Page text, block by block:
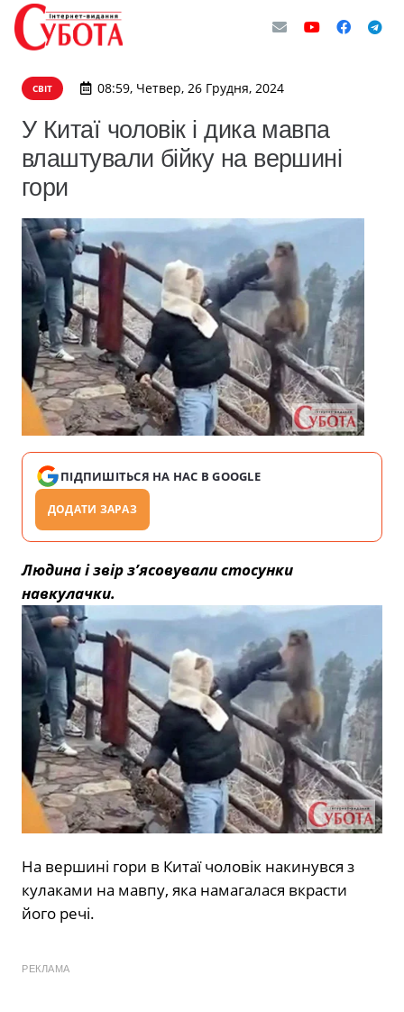
СВІТ 08:59, Четвер, 26 Грудня, 2024
У Китаї чоловік і дика мавпа
влаштували бійку на вершині
гори
ПІДПИШІТЬСЯ НА НАС В GOOGLE
ДОДАТИ ЗАРАЗ
Людина і звір з’ясовували стосунки
навкулачки.
На вершині гори в Китаї чоловік накинувся з
кулаками на мавпу, яка намагалася вкрасти
його речі.
РЕКЛАМА